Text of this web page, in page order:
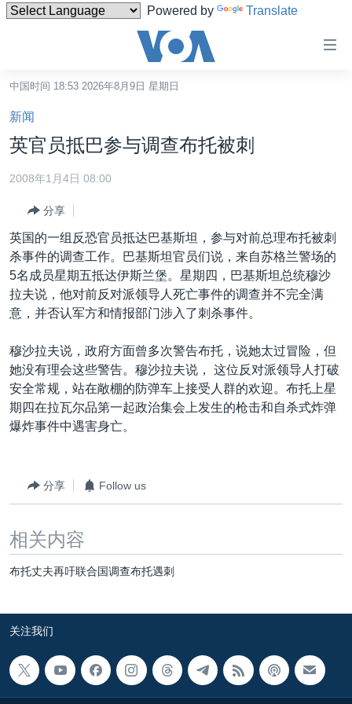
Powered by Translate
碍
链
接
跳
转
容
转
导
跳
转
到
检
索
港澳
国际
最新国际新闻
印太
欧洲
非洲
美洲
分类新闻
经济·金融·贸易
科教·文娱·体健
军事
劳工
美中关系
白宫要闻
国会报道
美中关系
台海两岸关系
关注西藏
关注新疆
GEN Z 看美国
VOA视频
VOA今日焦点
中文广播
其他语言网站
中国时间 18:53 2026年8月9日 星期日
新闻
英官员抵巴参与调查布托被刺
2008年1月4日 08:00
分享
英国的一组反恐官员抵达巴基斯坦，参与对前总理布托被刺
杀事件的调查工作。巴基斯坦官员们说，来自苏格兰警场的
5名成员星期五抵达伊斯兰堡。星期四，巴基斯坦总统穆沙
拉夫说，他对前反对派领导人死亡事件的调查并不完全满
意，并否认军方和情报部门涉入了刺杀事件。
穆沙拉夫说，政府方面曾多次警告布托，说她太过冒险，但
她没有理会这些警告。穆沙拉夫说， 这位反对派领导人打破
安全常规，站在敞棚的防弹车上接受人群的欢迎。布托上星
期四在拉瓦尔品第一起政治集会上发生的枪击和自杀式炸弹
爆炸事件中遇害身亡。
分享 Follow us
相关内容
布托丈夫再吁联合国调查布托遇刺
关注我们